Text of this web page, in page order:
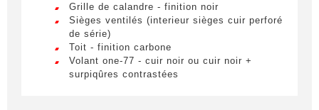
By submitting this form, I accept that
the information entered will be used for
commercial relationship purposes.
Grille de calandre - finition noir
Sièges ventilés (interieur sièges cuir perforé
de série)
Toit - finition carbone
Volant one-77 - cuir noir ou cuir noir +
surpiqûres contrastées